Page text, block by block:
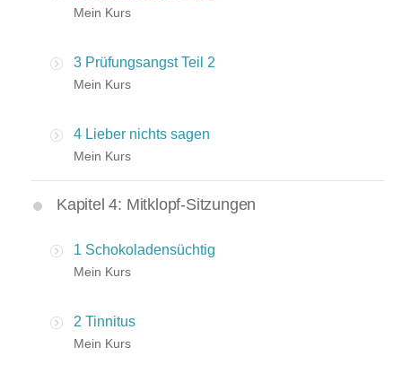
Mein Kurs
3 Prüfungsangst Teil 2
Mein Kurs
4 Lieber nichts sagen
Mein Kurs
Kapitel 4: Mitklopf-Sitzungen
1 Schokoladensüchtig
Mein Kurs
2 Tinnitus
Mein Kurs